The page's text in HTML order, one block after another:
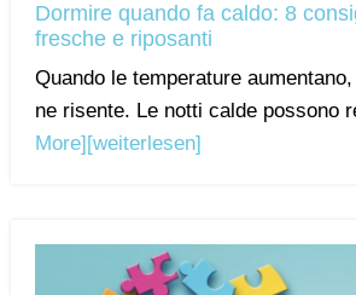
Dormire quando fa caldo: 8
fresche e riposanti
Quando le temperature
ne risente. Le notti calde possono
More] [weiterlesen]